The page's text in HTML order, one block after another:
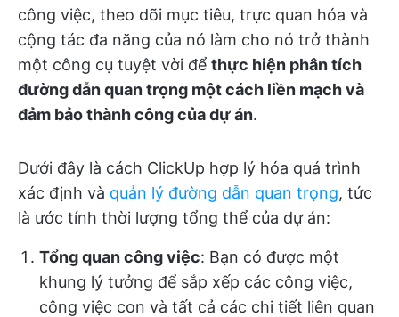
công việc, theo dõi mục tiêu, trực quan hóa và
cộng tác đa năng của nó làm cho nó trở thành
một công cụ tuyệt vời để thực hiện phân tích
đường dẫn quan trọng một cách liền mạch và
đảm bảo thành công của dự án.
Dưới đây là cách ClickUp hợp lý hóa quá trình
xác định và quản lý đường dẫn quan trọng, tức
là ước tính thời lượng tổng thể của dự án:
Tổng quan công việc: Bạn có được một
khung lý tưởng để sắp xếp các công việc,
công việc con và tất cả các chi tiết liên quan